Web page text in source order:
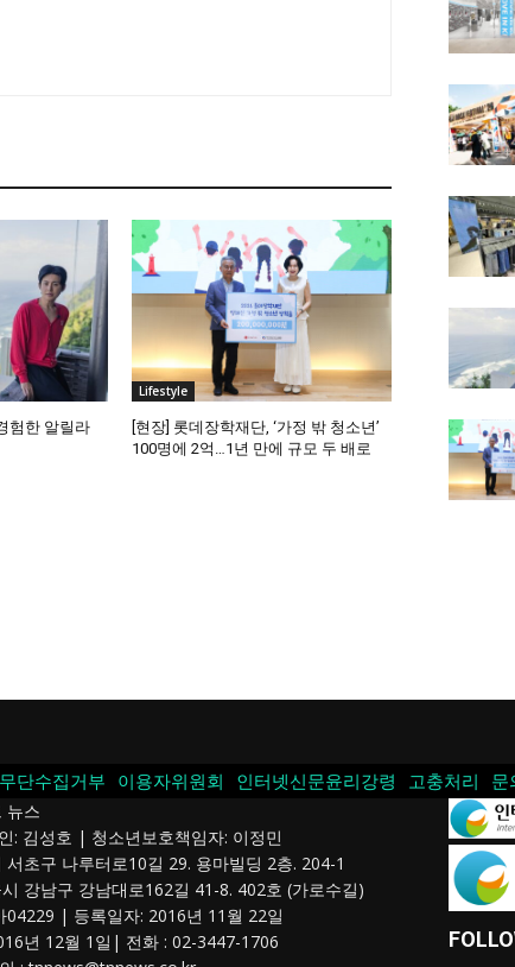
험한 알릴라
Lifestyle
[현장] 롯데장학재단, ‘가정 밖 청소년’
100명에 2억…1년 만에 규모 두 배로
단수집거부 이용자위원회 인터넷신문윤리강령 고충처리 문
뉴스
: 김성호 | 청소년보호책임자: 이정민
초구 나루터로10길 29. 용마빌딩 2층. 204-1
강남구 강남대로162길 41-8. 402호 (가로수길)
04229 | 등록일자: 2016년 11월 22일
년 12월 1일| 전화 : 02-3447-1706